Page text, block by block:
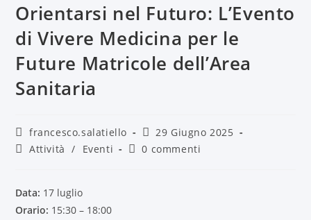
Orientarsi nel Futuro: L’Evento
di Vivere Medicina per le
Future Matricole dell’Area
Sanitaria
francesco.salatiello
29 Giugno 2025
Attività
/ Eventi 0 commenti
Data: 17 luglio
Orario: 15:30 – 18:00